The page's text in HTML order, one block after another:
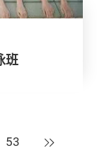
班
53 下一頁